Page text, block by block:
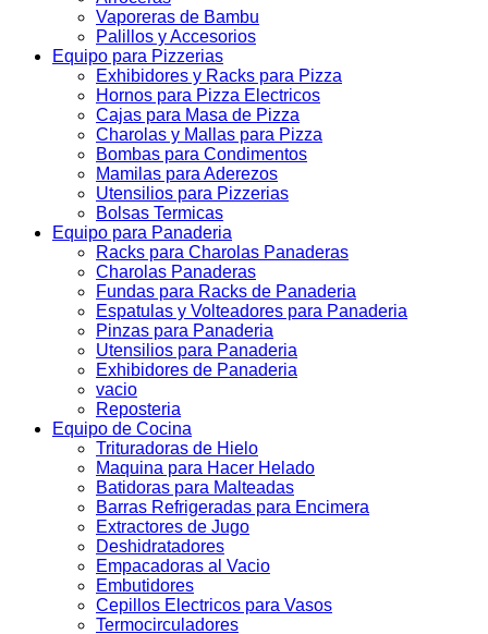
Vaporeras de Bambu
Palillos y Accesorios
Equipo para Pizzerias
Exhibidores y Racks para Pizza
Hornos para Pizza Electricos
Cajas para Masa de Pizza
Charolas y Mallas para Pizza
Bombas para Condimentos
Mamilas para Aderezos
Utensilios para Pizzerias
Bolsas Termicas
Equipo para Panaderia
Racks para Charolas Panaderas
Charolas Panaderas
Fundas para Racks de Panaderia
Espatulas y Volteadores para Panaderia
Pinzas para Panaderia
Utensilios para Panaderia
Exhibidores de Panaderia
vacio
Reposteria
Equipo de Cocina
Trituradoras de Hielo
Maquina para Hacer Helado
Batidoras para Malteadas
Barras Refrigeradas para Encimera
Extractores de Jugo
Deshidratadores
Empacadoras al Vacio
Embutidores
Cepillos Electricos para Vasos
Termocirculadores